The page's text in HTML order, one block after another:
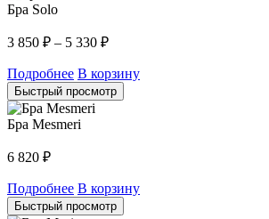
Бра Solo
3 850 ₽ – 5 330 ₽
Подробнее В корзину
Быстрый просмотр
Бра Mesmeri
6 820 ₽
Подробнее В корзину
Быстрый просмотр